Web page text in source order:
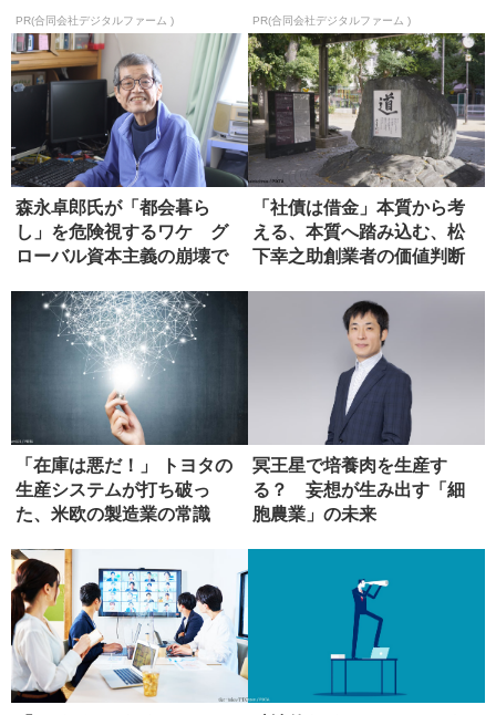
PR(合同会社デジタルファーム ) PR(合同会社デジタルファーム )
森永卓郎氏が「都会暮ら
し」を危険視するワケ グ
ローバル資本主義の崩壊で
「社債は借金」本質から考
える、本質へ踏み込む、松
下幸之助創業者の価値判断
「在庫は悪だ！」 トヨタの
生産システムが打ち破っ
た、米欧の製造業の常識
冥王星で培養肉を生産す
る？ 妄想が生み出す「細
胞農業」の未来